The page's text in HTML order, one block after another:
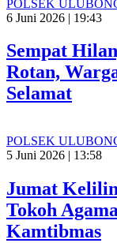
POLSEK
6 Juni 2026 | 19:43
Sempat
Rotan,
Selamat
POLSEK
5 Juni 2026 | 13:58
Jumat
Tokoh
Kamtibmas